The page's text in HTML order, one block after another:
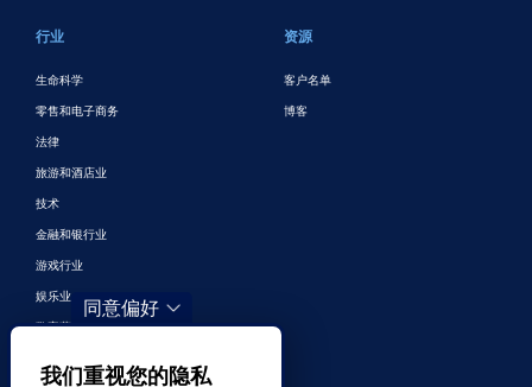
行业
生命科学
零售和电子商务
法律
旅游和酒店业
技术
金融和银行业
游戏行业
娱乐业
数字营销与广告
资源
客户名单
博客
同意偏好
我们重视您的隐私